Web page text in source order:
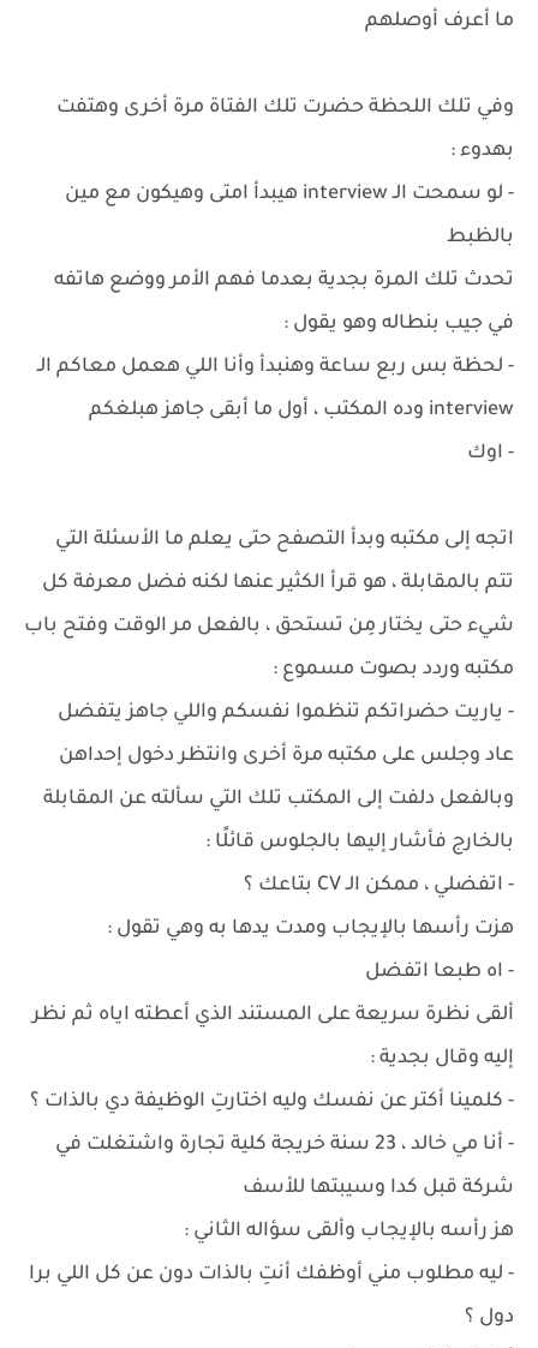
ما أعرف أوصلهم
وفي تلك اللحظة حضرت تلك الفتاة مرة أخرى وهتفت
بهدوء :
- لو سمحت الـ interview هيبدأ امتى وهيكون مع مين
بالظبط
تحدث تلك المرة بجدية بعدما فهم الأمر ووضع هاتفه
في جيب بنطاله وهو يقول :
- لحظة بس ربع ساعة وهنبدأ وأنا اللي هعمل معاكم الـ
interview وده المكتب ، أول ما أبقى جاهز هبلغكم
- اوك
اتجه إلى مكتبه وبدأ التصفح حتى يعلم ما الأسئلة التي
تتم بالمقابلة ، هو قرأ الكثير عنها لكنه فضل معرفة كل
شيء حتى يختار مِن تستحق ، بالفعل مر الوقت وفتح باب
مكتبه وردد بصوت مسموع :
- ياريت حضراتكم تنظموا نفسكم واللي جاهز يتفضل
عاد وجلس على مكتبه مرة أخرى وانتظر دخول إحداهن
وبالفعل دلفت إلى المكتب تلك التي سألته عن المقابلة
بالخارج فأشار إليها بالجلوس قائلًا :
- اتفضلي ، ممكن الـ CV بتاعك ؟
هزت رأسها بالإيجاب ومدت يدها به وهي تقول :
- اه طبعا اتفضل
ألقى نظرة سريعة على المستند الذي أعطته اياه ثم نظر
إليه وقال بجدية :
- كلمينا أكتر عن نفسك وليه اختارتِ الوظيفة دي بالذات ؟
- أنا مي خالد ، 23 سنة خريجة كلية تجارة واشتغلت في
شركة قبل كدا وسيبتها للأسف
هز رأسه بالإيجاب وألقى سؤاله الثاني :
- ليه مطلوب مني أوظفك أنتِ بالذات دون عن كل اللي برا
دول ؟